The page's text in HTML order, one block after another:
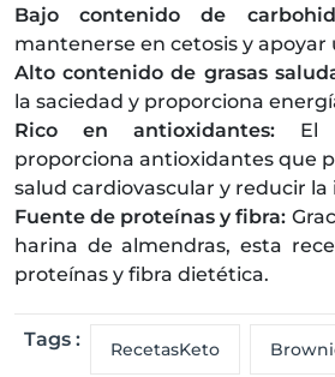
Bajo contenido de
mantenerse en cetosis y apoyar
Alto contenido de grasas
la saciedad y proporciona
Rico en antioxidantes: El
proporciona antioxidantes que
salud cardiovascular y reducir la
Fuente de proteínas y fibra:
harina de almendras, esta
proteínas y fibra dietética.
Tags : RecetasKeto